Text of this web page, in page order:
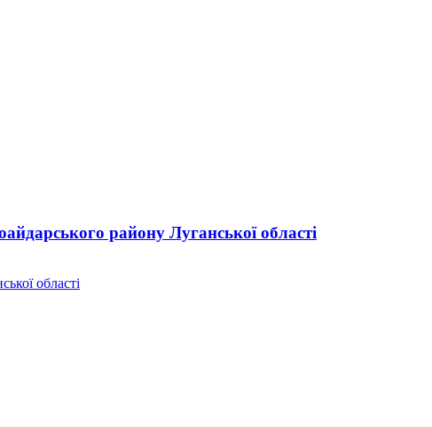
району Луганської області
області